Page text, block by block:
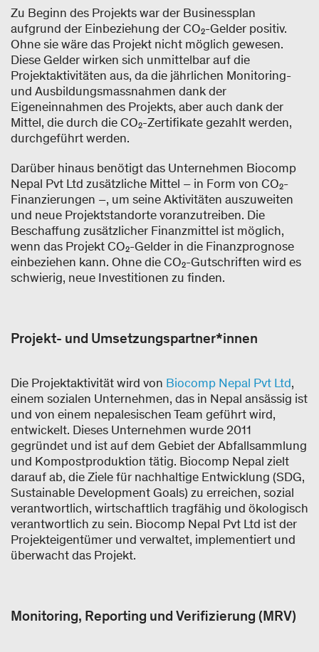
Zu Beginn des Projekts war der Businessplan
aufgrund der Einbeziehung der CO₂-Gelder positiv.
Ohne sie wäre das Projekt nicht möglich gewesen.
Diese Gelder wirken sich unmittelbar auf die
Projektaktivitäten aus, da die jährlichen Monitoring-
und Ausbildungsmassnahmen dank der
Eigeneinnahmen des Projekts, aber auch dank der
Mittel, die durch die CO₂-Zertifikate gezahlt werden,
durchgeführt werden.
Darüber hinaus benötigt das Unternehmen Biocomp
Nepal Pvt Ltd zusätzliche Mittel – in Form von CO₂-
Finanzierungen –, um seine Aktivitäten auszuweiten
und neue Projektstandorte voranzutreiben. Die
Beschaffung zusätzlicher Finanzmittel ist möglich,
wenn das Projekt CO₂-Gelder in die Finanzprognose
einbeziehen kann. Ohne die CO₂-Gutschriften wird es
schwierig, neue Investitionen zu finden.
Projekt- und Umsetzungspartner*innen
Die Projektaktivität wird von Biocomp Nepal Pvt Ltd,
einem sozialen Unternehmen, das in Nepal ansässig ist
und von einem nepalesischen Team geführt wird,
entwickelt. Dieses Unternehmen wurde 2011
gegründet und ist auf dem Gebiet der Abfallsammlung
und Kompostproduktion tätig. Biocomp Nepal zielt
darauf ab, die Ziele für nachhaltige Entwicklung (SDG,
Sustainable Development Goals) zu erreichen, sozial
verantwortlich, wirtschaftlich tragfähig und ökologisch
verantwortlich zu sein. Biocomp Nepal Pvt Ltd ist der
Projekteigentümer und verwaltet, implementiert und
überwacht das Projekt.
Monitoring, Reporting und Verifizierung (MRV)